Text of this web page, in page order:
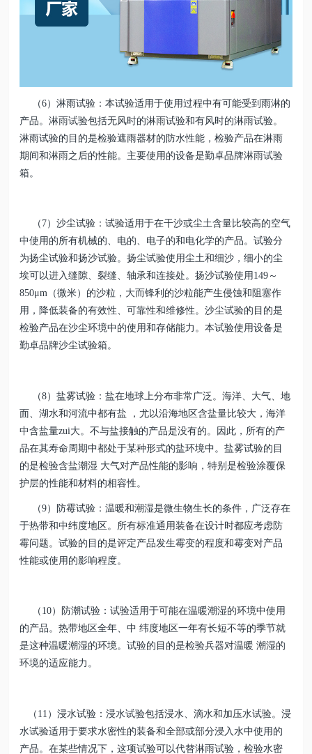
（6）淋雨试验：本试验适用于使用过程中有可能受到雨淋的
产品。淋雨试验包括无风时的淋雨试验和有风时的淋雨试验。
淋雨试验的目的是检验遮雨器材的防水性能，检验产品在淋雨
期间和淋雨之后的性能。主要使用的设备是勤卓品牌淋雨试验
箱。
（7）沙尘试验：试验适用于在干沙或尘土含量比较高的空气
中使用的所有机械的、电的、电子的和电化学的产品。试验分
为扬尘试验和扬沙试验。扬尘试验使用尘土和细沙，细小的尘
埃可以进入缝隙、裂缝、轴承和连接处。扬沙试验使用149～
850μm（微米）的沙粒，大而锋利的沙粒能产生侵蚀和阻塞作
用，降低装备的有效性、可靠性和维修性。沙尘试验的目的是
检验产品在沙尘环境中的使用和存储能力。本试验使用设备是
勤卓品牌沙尘试验箱。
（8）盐雾试验：盐在地球上分布非常广泛。海洋、大气、地
面、湖水和河流中都有盐 ，尤以沿海地区含盐量比较大，海洋
中含盐量zui大。不与盐接触的产品是没有的。因此，所有的产
品在其寿命周期中都处于某种形式的盐环境中。盐雾试验的目
的是检验含盐潮湿 大气对产品性能的影响，特别是检验涂覆保
护层的性能和材料的相容性。
（9）防霉试验：温暖和潮湿是微生物生长的条件，广泛存在
于热带和中纬度地区。所有标准通用装备在设计时都应考虑防
霉问题。试验的目的是评定产品发生霉变的程度和霉变对产品
性能或使用的影响程度。
（10）防潮试验：试验适用于可能在温暖潮湿的环境中使用
的产品。热带地区全年、中 纬度地区一年有长短不等的季节就
是这种温暖潮湿的环境。试验的目的是检验兵器对温暖 潮湿的
环境的适应能力。
（11）浸水试验：浸水试验包括浸水、滴水和加压水试验。浸
水试验适用于要求水密性的装备和全部或部分浸入水中使用的
产品。在某些情况下，这项试验可以代替淋雨试验，检验水密